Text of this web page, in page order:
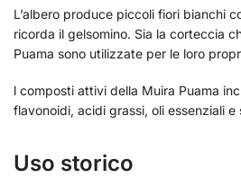
L’albero produce piccoli fiori bianchi
ricorda il gelsomino. Sia la corteccia
Puama sono utilizzate per le loro
l composti attivi della Muira Puama
flavonoidi, acidi grassi, oli essenziali e
Uso storico